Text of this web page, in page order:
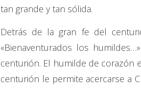
tan grande y tan sólida.
Detrás de la gran fe del
«Bienaventurados los
centurión. El humilde de corazón
centurión le permite acercarse a